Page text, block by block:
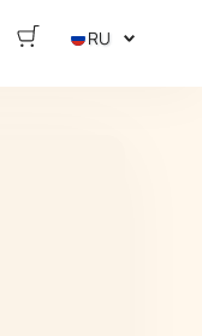
RU